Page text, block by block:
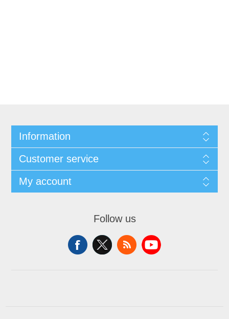
Information
Customer service
My account
Follow us